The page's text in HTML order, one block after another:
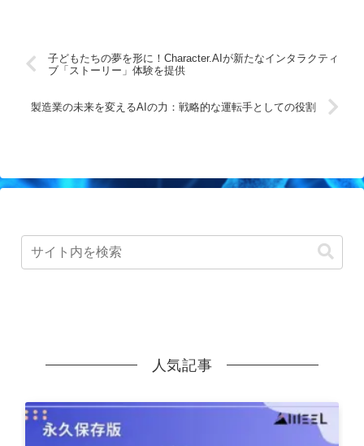
子どもたちの夢を形に！Character.AIが新たなインタラクティ
ブ「ストーリー」体験を提供
製造業の未来を変えるAIの力：戦略的な運転手としての役割
人気記事